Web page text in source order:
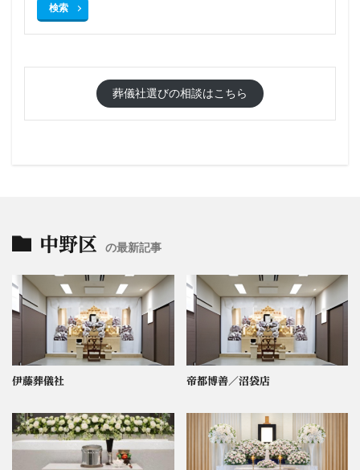
検索
葬儀社選びの相談はこちら
中野区 の最新記事
伊藤葬儀社 帝都博善／沼袋店